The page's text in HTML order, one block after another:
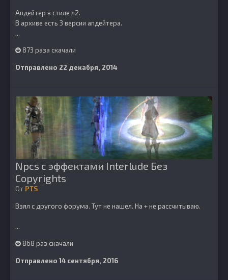
Апдейтер в стиле л2.
В архиве есть 3 версии апдейтера.
...
873 раза скачали
Отправлено 22 декабря, 2014
Npcs с эффектами Interlude Без
Copyrights
От PTS
Взял с другого форума. Тут не нашел. На + не рассчитываю.
...
868 раз скачали
Отправлено14 сентября, 2016